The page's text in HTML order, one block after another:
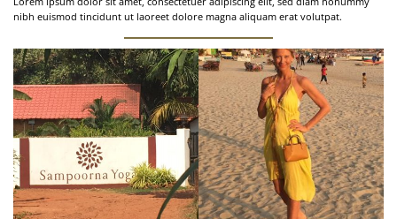
nibh euismod tincidunt ut laoreet dolore magna aliquam erat volutpat.